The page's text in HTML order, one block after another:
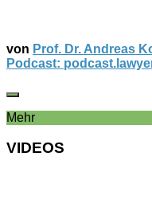
von Prof. Dr. Andreas
Podcast:
Mehr
VIDEOS